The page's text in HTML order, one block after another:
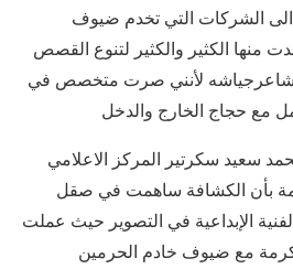
الى الشركات التي تخدم ضيوف
منها الكثير والكثير لتنوع القصص
لأنني صرت متخصص في
مع حجاج الخارج والدخل
سعيد سكرتير المركز الاعلامي
بأن الكشافة ساهمت في صقل
الإبداعية في التصوير حيث عملت
مع ضيوف خادم الحرمين